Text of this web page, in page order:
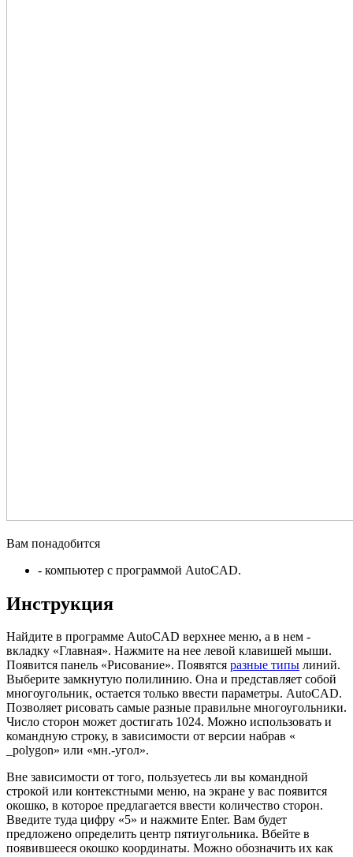
Вам понадобится
- компьютер с программой AutoCAD.
Инструкция
Найдите в программе AutoCAD верхнее меню, а в нем -
вкладку «Главная». Нажмите на нее левой клавишей мыши.
Появится панель «Рисование». Появятся разные типы линий.
Выберите замкнутую полилинию. Она и представляет собой
многоугольник, остается только ввести параметры. AutoCAD.
Позволяет рисовать самые разные правильне многоугольники.
Число сторон может достигать 1024. Можно использовать и
командную строку, в зависимости от версии набрав «
_polygon» или «мн.-угол».
Вне зависимости от того, пользуетесь ли вы командной
строкой или контекстными меню, на экране у вас появится
окошко, в которое предлагается ввести количество сторон.
Введите туда цифру «5» и нажмите Enter. Вам будет
предложено определить центр пятиугольника. Вбейте в
появившееся окошко координаты. Можно обозначить их как